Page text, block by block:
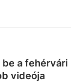
a fehérvári
videója